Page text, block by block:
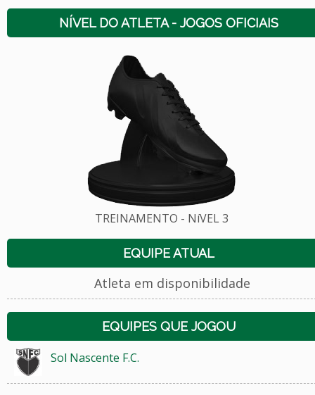
NÍVEL DO ATLETA - JOGOS OFICIAIS
TREINAMENTO - NíVEL 3
EQUIPE ATUAL
Atleta em disponibilidade
EQUIPES QUE JOGOU
Sol Nascente F.C.